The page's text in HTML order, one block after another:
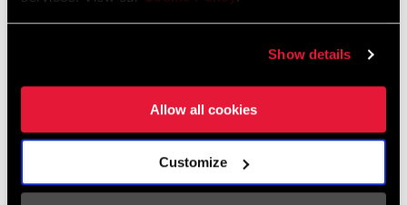
Show details
Allow all cookies
Customize
RockShox Flight Attendant: Wake up and Pairing